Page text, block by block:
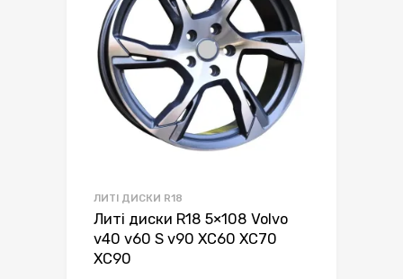
ЛИТІ ДИСКИ R18
Литі диски R18 5×108 Volvo
v40 v60 S v90 XC60 XC70
XC90